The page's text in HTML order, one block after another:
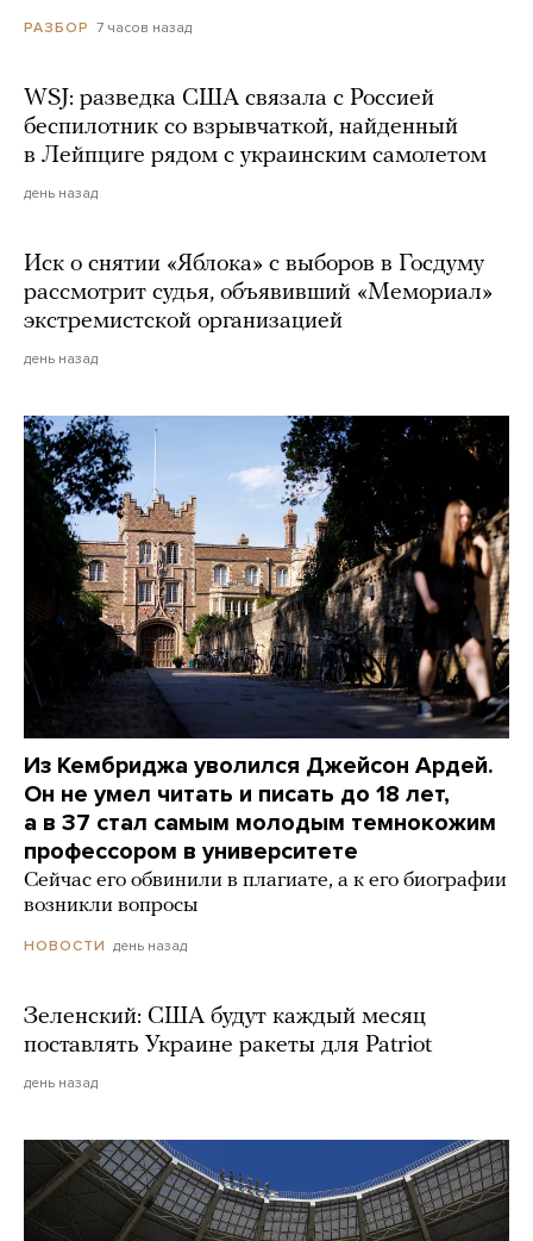
РАЗБОР 7 часов назад
WSJ: разведка США связала с Россией
беспилотник со взрывчаткой, найденный
в Лейпциге рядом с украинским самолетом
день назад
Иск о снятии «Яблока» с выборов в Госдуму
рассмотрит судья, объявивший «Мемориал»
экстремистской организацией
день назад
Из Кембриджа уволился Джейсон Ардей.
Он не умел читать и писать до 18 лет,
а в 37 стал самым молодым темнокожим
профессором в университете
Сейчас его обвинили в плагиате, а к его биографии
возникли вопросы
НОВОСТИ день назад
Зеленский: США будут каждый месяц
поставлять Украине ракеты для Patriot
день назад